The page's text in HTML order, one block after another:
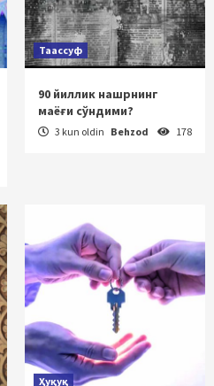
Таассуф
90 йиллик нашрнинг
маёғи сўндими?
3 kun oldin Behzod 178
Ҳуқуқ